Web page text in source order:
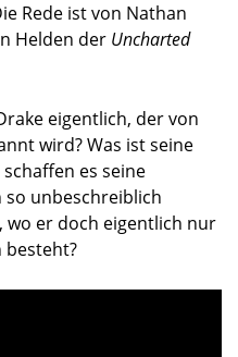
Rede ist von Nathan
Helden der Uncharted
eigentlich, der von
wird? Was ist seine
es seine
unbeschreiblich
wo er doch eigentlich nur
besteht?